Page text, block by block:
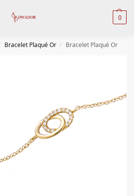
0
Bracelet Plaqué Or / Bracelet Plaqué Or